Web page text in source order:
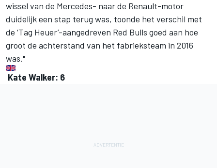
wissel van de Mercedes- naar de Renault-motor
duidelijk een stap terug was, toonde het verschil met
de ‘Tag Heuer’-aangedreven Red Bulls goed aan hoe
groot de achterstand van het fabrieksteam in 2016
was."
Kate Walker: 6